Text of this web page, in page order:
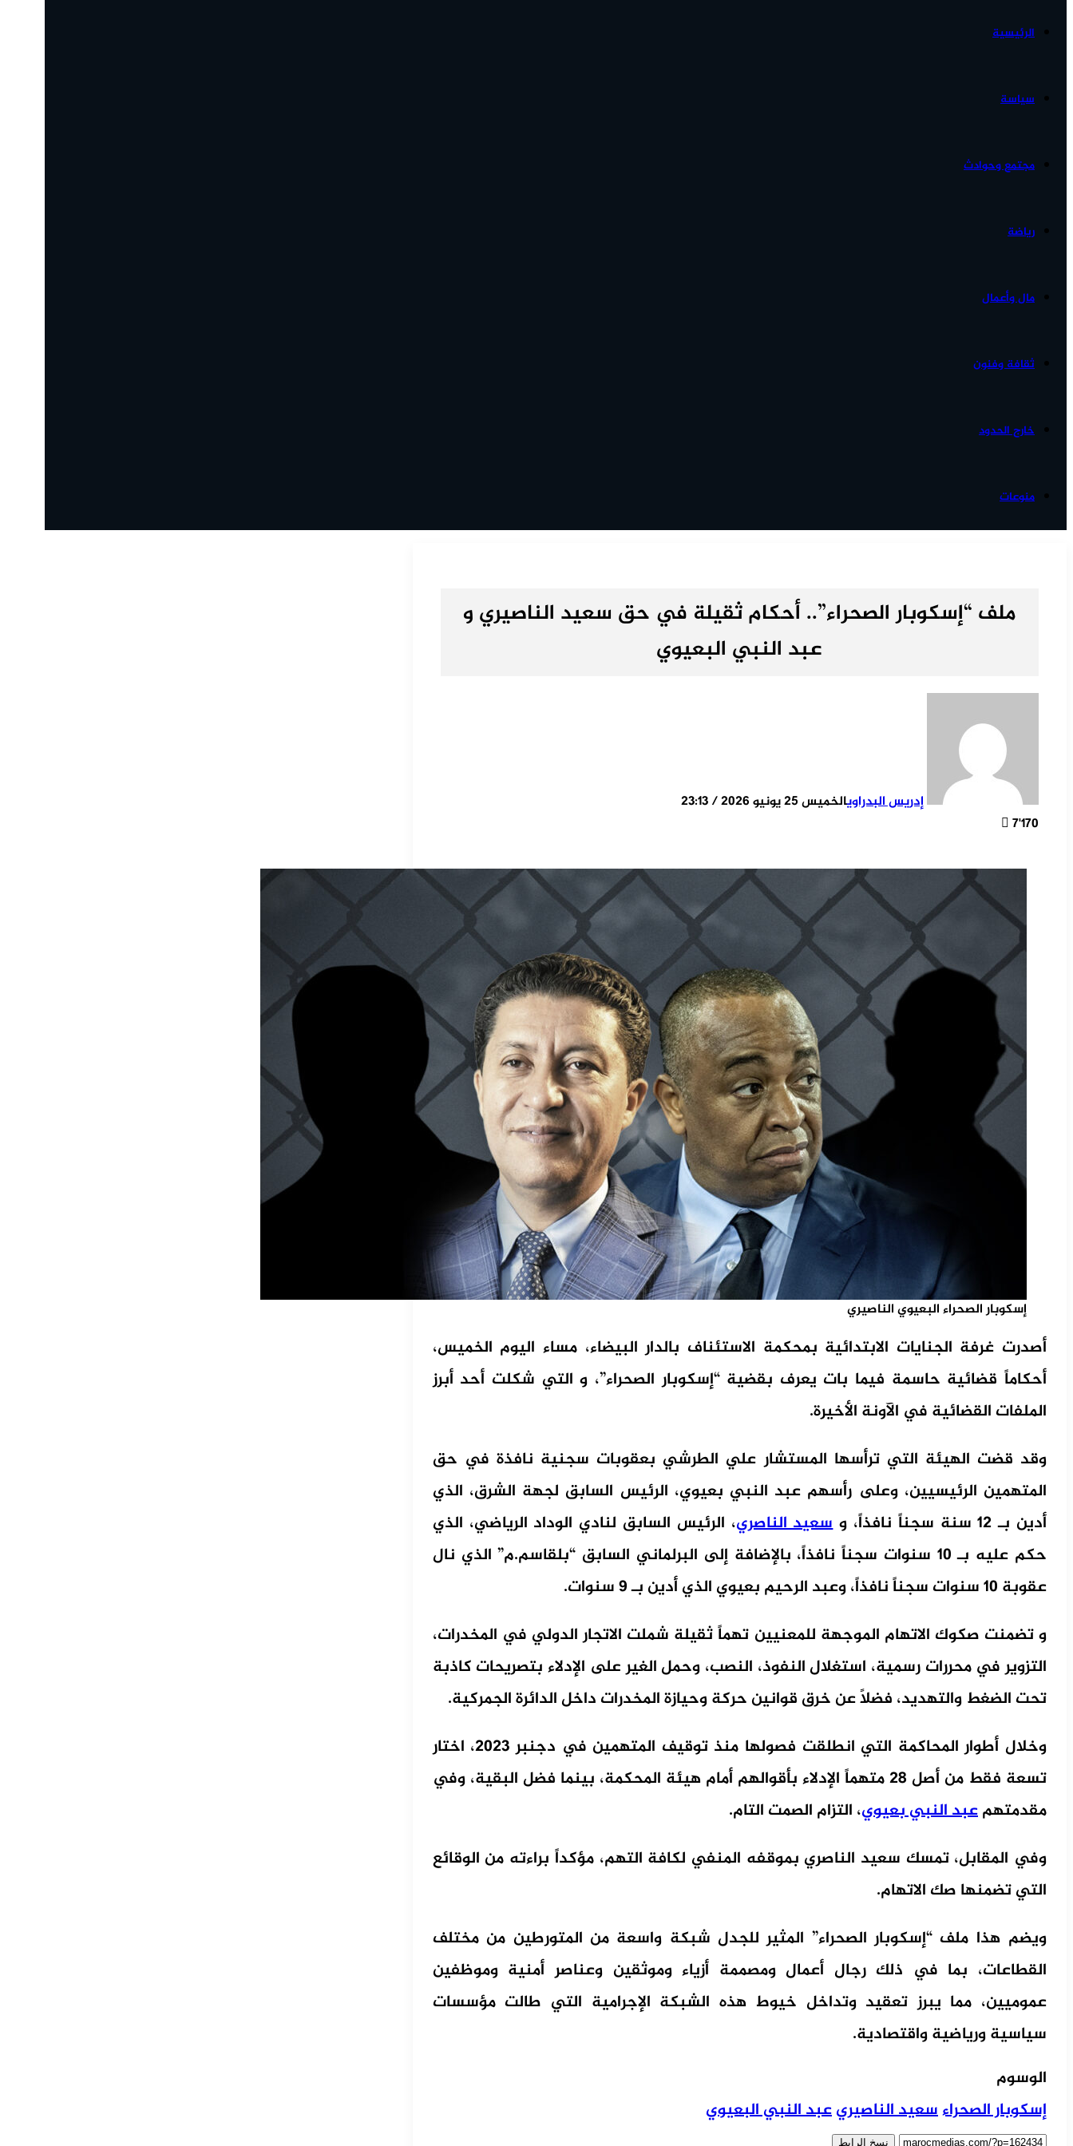
الأخبار...
الرئيسية
سياسة
مجتمع وحوادث
رياضة
مال وأعمال
ثقافة وفنون
خارج الحدود
منوعات
ملف “إسكوبار الصحراء”.. أحكام ثقيلة في حق سعيد الناصيري و
عبد النبي البعيوي
إدريس البدراويالخميس 25 يونيو 2026 / 23:13
7٬170
إسكوبار الصحراء البعيوي الناصيري
أصدرت غرفة الجنايات الابتدائية بمحكمة الاستئناف بالدار البيضاء، مساء اليوم الخميس،
أحكاماً قضائية حاسمة فيما بات يعرف بقضية “إسكوبار الصحراء”، و التي شكلت أحد أبرز
الملفات القضائية في الآونة الأخيرة.
وقد قضت الهيئة التي ترأسها المستشار علي الطرشي بعقوبات سجنية نافذة في حق
المتهمين الرئيسيين، وعلى رأسهم عبد النبي بعيوي، الرئيس السابق لجهة الشرق، الذي
أدين بـ 12 سنة سجناً نافذاً، و
سعيد الناصري، الرئيس السابق لنادي الوداد الرياضي، الذي
حكم عليه بـ 10 سنوات سجناً نافذاً، بالإضافة إلى البرلماني السابق “بلقاسم.م” الذي نال
عقوبة 10 سنوات سجناً نافذاً، وعبد الرحيم بعيوي الذي أدين بـ 9 سنوات.
و تضمنت صكوك الاتهام الموجهة للمعنيين تهماً ثقيلة شملت الاتجار الدولي في المخدرات،
التزوير في محررات رسمية، استغلال النفوذ، النصب، وحمل الغير على الإدلاء بتصريحات كاذبة
تحت الضغط والتهديد، فضلاً عن خرق قوانين حركة وحيازة المخدرات داخل الدائرة الجمركية.
وخلال أطوار المحاكمة التي انطلقت فصولها منذ توقيف المتهمين في دجنبر 2023، اختار
تسعة فقط من أصل 28 متهماً الإدلاء بأقوالهم أمام هيئة المحكمة، بينما فضل البقية، وفي
مقدمتهمعبد النبي بعيوي، التزام الصمت التام.
وفي المقابل، تمسك سعيد الناصري بموقفه المنفي لكافة التهم، مؤكداً براءته من الوقائع
التي تضمنها صك الاتهام.
ويضم هذا ملف “إسكوبار الصحراء” المثير للجدل شبكة واسعة من المتورطين من مختلف
القطاعات، بما في ذلك رجال أعمال ومصممة أزياء وموثقين وعناصر أمنية وموظفين
عموميين، مما يبرز تعقيد وتداخل خيوط هذه الشبكة الإجرامية التي طالت مؤسسات
سياسية ورياضية واقتصادية.
الوسوم
إسكوبار الصحراءسعيد الناصيريعبد النبي البعيوي
نسخ الرابط